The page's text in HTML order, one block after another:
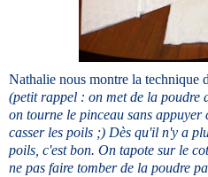
Nathalie nous montre la technique
(petit rappel : on met de la poudre
on tourne le pinceau sans appuyer
casser les poils ;) Dès qu'il n'y a
poils, c'est bon. On tapote sur le
ne pas faire tomber de la poudre